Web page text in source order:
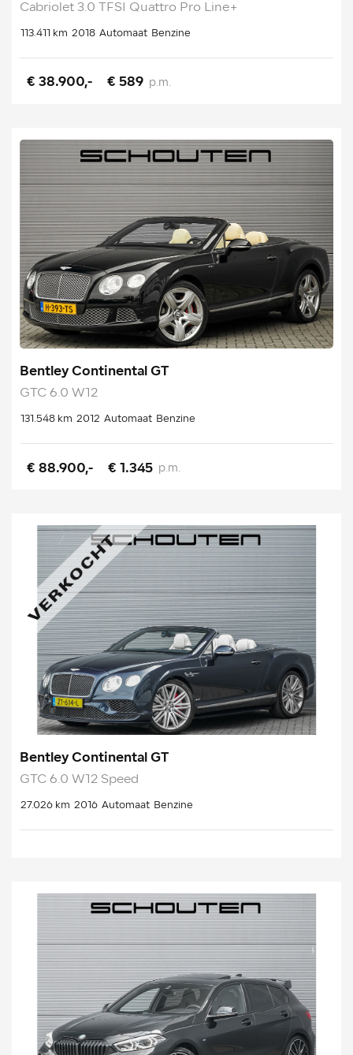
Cabriolet 3.0 TFSI Quattro Pro Line+
113.411 km 2018 Automaat Benzine
€ 38.900,- € 589 p.m.
Bentley Continental GT
GTC 6.0 W12
131.548 km 2012 Automaat Benzine
€ 88.900,- € 1.345 p.m.
Bentley Continental GT
GTC 6.0 W12 Speed
27.026 km 2016 Automaat Benzine